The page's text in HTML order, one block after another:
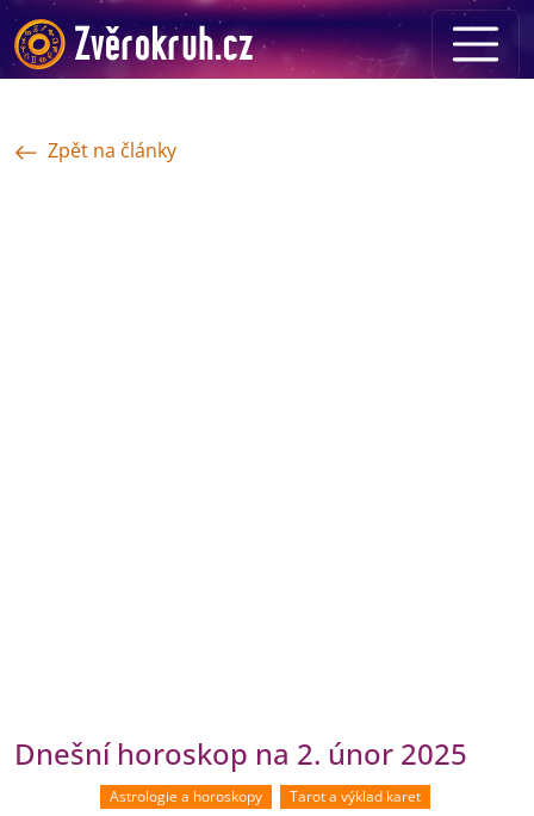
Zpět na články
Dnešní horoskop na 2. únor 2025
Astrologie a horoskopy Tarot a výklad karet